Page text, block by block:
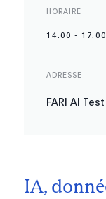
HORAIRE
14:00 - 17:00
ADRESSE
FARI AI
IA,